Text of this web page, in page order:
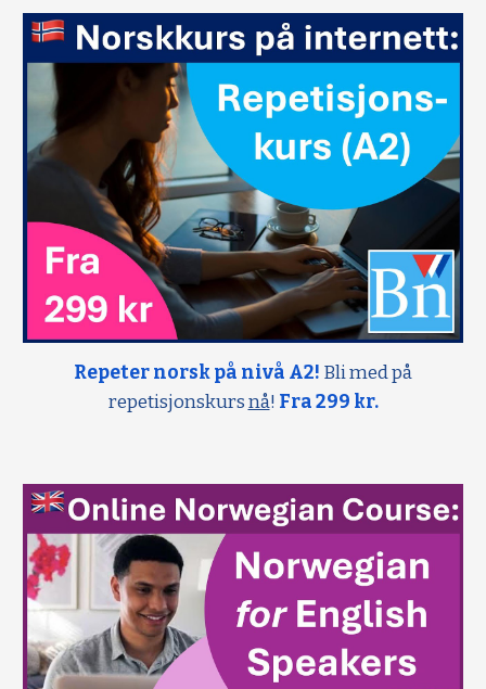
Repeter norsk på nivå A2! Bli med på
repetisjonskursnå! Fra 299 kr.